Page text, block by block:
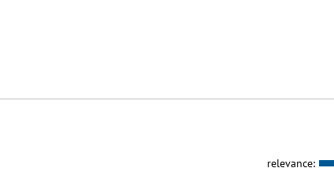
relevance: